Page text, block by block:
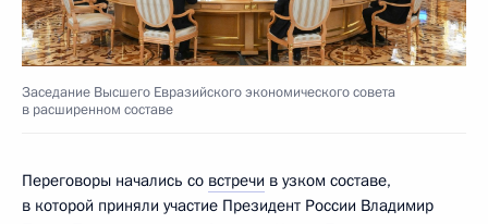
Заседание Высшего Евразийского экономического совета
в расширенном составе
Переговоры начались со встречи в узком составе,
в которой приняли участие Президент России Владимир